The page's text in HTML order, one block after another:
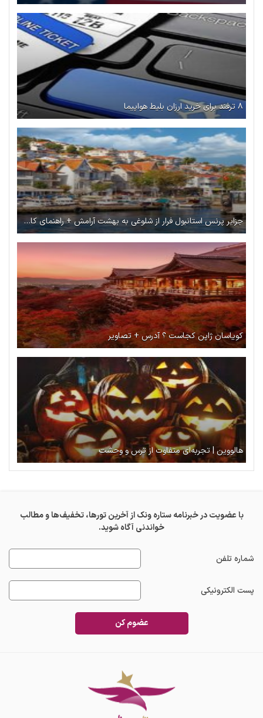
۸ ترفند برای خرید ارزان بلیط هواپیما
جزایر پرنس استانبول فرار از شلوغی به بهشت آرامش + راهنمای کامل سفر
کویاسان ژاپن کجاست ؟ آدرس + تصاویر
هالووین | تجربه‌ای متفاوت از ترس و وحشت
با عضویت در خبرنامه ستاره ونک از آخرین تورها، تخفیف‌ها و مطالب
خواندنی آگاه شوید.
شماره تلفن
پست الکترونیکی
عضوم کن